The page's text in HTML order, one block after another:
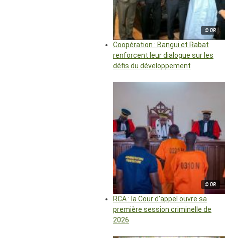
© DR
Coopération : Bangui et Rabat
renforcent leur dialogue sur les
défis du développement
© DR
RCA : la Cour d’appel ouvre sa
première session criminelle de
2026